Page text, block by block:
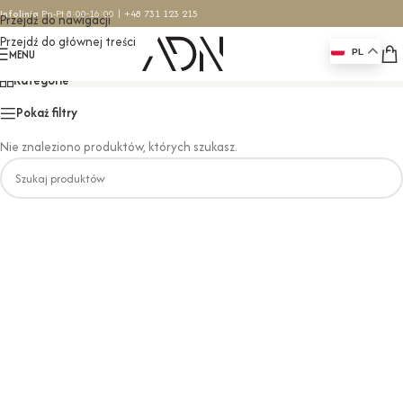
Przejdź do nawigacji
Przejdź do głównej treści
Infolinia Pn-Pt 8:00-16:00 | +48 731 123 215
MENU PL
171x82x58,5
Kategorie
Pokaż filtry
Nie znaleziono produktów, których szukasz.